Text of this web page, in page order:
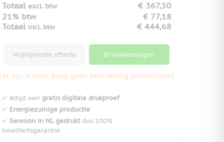
Totaal excl. btw
€ 367,50
21% btw
€ 77,18
Totaal incl. btw € 444,68
Vrijblijvende offerte In winkelwagen
Let op: Je hebt (nog) geen bedrukking geselecteerd
✔ Altijd een gratis digitale drukproef
✔ Energiezuinige productie
✔ Gewoon in NL gedruktdus 100%
kwaliteitsgarantie